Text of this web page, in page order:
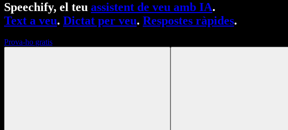
Speechify, el teu assistent de veu amb IA.
Text a veu. Dictat per veu. Respostes ràpides.
Prova-ho gratis